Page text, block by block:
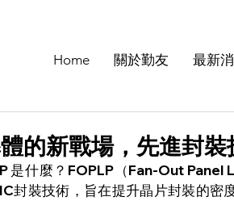
Home 關於勤友 最新
的新戰場，先進封
是什麼？ FOPLP（Fan-Out Panel
封裝技術，旨在提升晶片封裝的密